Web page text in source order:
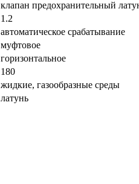
клапан предохранительный
1.2
автоматическое срабатывание
муфтовое
горизонтальное
180
жидкие, газообразные среды
латунь